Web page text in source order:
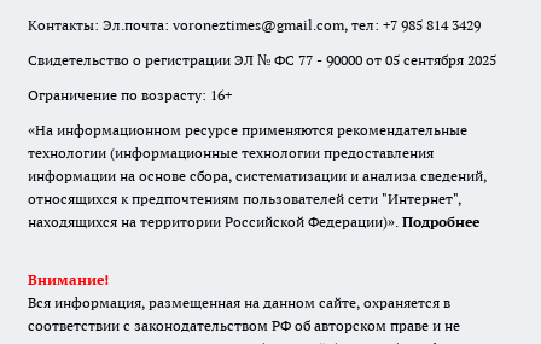
Контакты: Эл.почта: voroneztimes@gmail.com, тел: +7 985 814 3429
Свидетельство о регистрации ЭЛ № ФС 77 - 90000 от 05 сентября 2025
Ограничение по возрасту: 16+
«На информационном ресурсе применяются рекомендательные
технологии (информационные технологии предоставления
информации на основе сбора, систематизации и анализа сведений,
относящихся к предпочтениям пользователей сети "Интернет",
находящихся на территории Российской Федерации)». Подробнее
Внимание!
Вся информация, размещенная на данном сайте, охраняется в
соответствии с законодательством РФ об авторском праве и не